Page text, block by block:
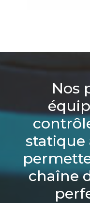
Nos
statique
chaîne